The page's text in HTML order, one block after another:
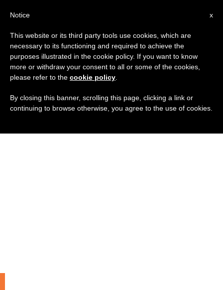
x
Notice
This website or its third party tools use cookies, which are
necessary to its functioning and required to achieve the
purposes illustrated in the cookie policy. If you want to know
more or withdraw your consent to all or some of the cookies,
please refer to the cookie policy
By closing this banner, scrolling this page, clicking a link or
continuing to browse otherwise, you agree to the use of cookies.